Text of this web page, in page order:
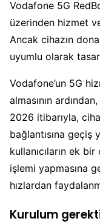
Vodafone 5G
üzerinden hizmet
Ancak cihazın
uyumlu olarak
Vodafone’un 5G
almasının
2026 itibarıyla,
bağlantısına geçiş
kullanıcıların ek
işlemi yapmasına
hızlardan
Kurulum